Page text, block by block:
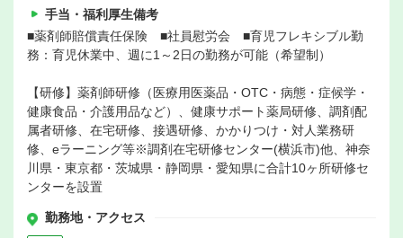
手当・福利厚生備考
■薬剤師賠償責任保険 ■社員慰労会 ■育児フレキシブル勤
務：育児休業中、週に1～2日の勤務が可能（希望制）
【研修】薬剤師研修（医療用医薬品・OTC・病態・症候学・
健康食品・介護用品など）、健康サポート薬局研修、調剤配
属者研修、在宅研修、接遇研修、かかりつけ・対人業務研
修、eラーニング等※調剤在宅研修センター(横浜市)他、神奈
川県・東京都・茨城県・静岡県・愛知県に合計10ヶ所研修セ
ンターを設置
勤務地・アクセス